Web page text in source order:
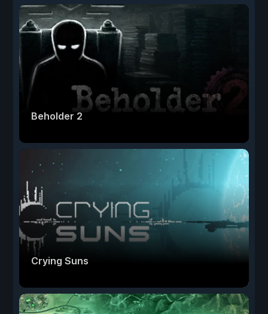
Beholder 2
Crying Suns